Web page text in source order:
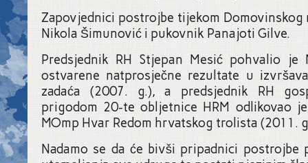
Zapovjednici postrojbe tijekom
Nikola Šimunović i pukovnik Panajoti Gilve.
Predsjednik RH Stjepan Mesić pohvalio
ostvarene natprosječne rezultate u
zadaća (2007. g.), a predsjednik RH
prigodom 20-te obljetnice HRM odlikovao
MOmp Hvar Redom hrvatskog trolista (2011.
Nadamo se da će bivši pripadnici postrojbe